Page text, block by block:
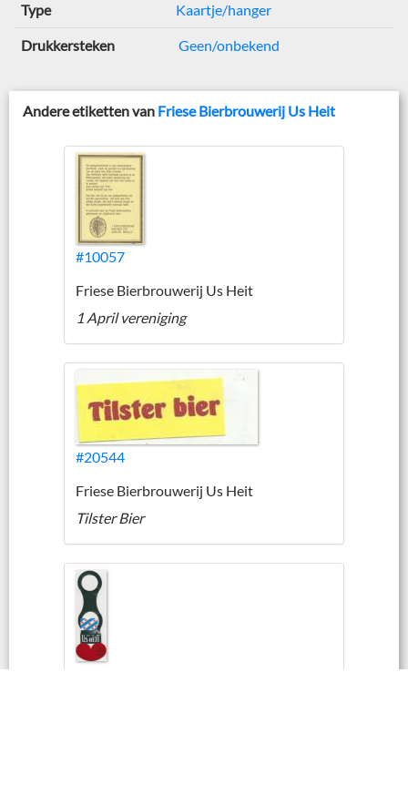
Type Kaartje/hanger
Drukkersteken Geen/onbekend
Andere etiketten van Friese Bierbrouwerij Us Heit
#10057
Friese Bierbrouwerij Us Heit
1 April vereniging
#20544
Friese Bierbrouwerij Us Heit
Tilster Bier